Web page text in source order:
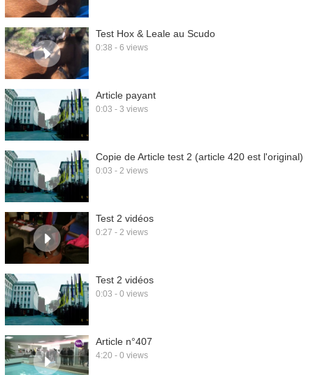
Test Hox & Leale au Scudo
0:38 - 6 views
Article payant
0:03 - 3 views
Copie de Article test 2 (article 420 est l'original)
0:03 - 2 views
Test 2 vidéos
0:27 - 2 views
Test 2 vidéos
0:03 - 0 views
Article n°407
4:20 - 0 views